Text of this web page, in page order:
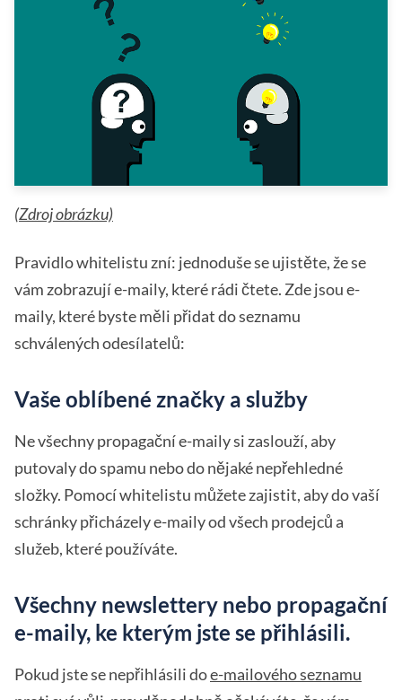
(Zdroj obrázku)
Pravidlo whitelistu zní: jednoduše se ujistěte, že se
vám zobrazují e-maily, které rádi čtete. Zde jsou e-
maily, které byste měli přidat do seznamu
schválených odesílatelů:
Vaše oblíbené značky a služby
Ne všechny propagační e-maily si zaslouží, aby
putovaly do spamu nebo do nějaké nepřehledné
složky. Pomocí whitelistu můžete zajistit, aby do vaší
schránky přicházely e-maily od všech prodejců a
služeb, které používáte.
Všechny newslettery nebo propagační
e-maily, ke kterým jste se přihlásili.
Pokud jste se nepřihlásili doe-mailového seznamu